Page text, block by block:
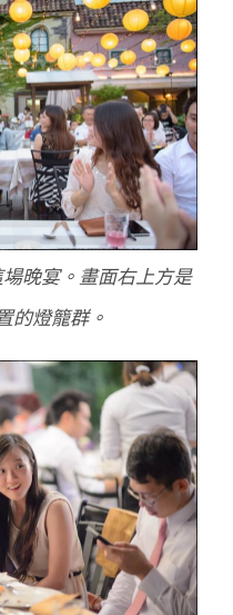
晚宴。畫面右上方是
的燈籠群。